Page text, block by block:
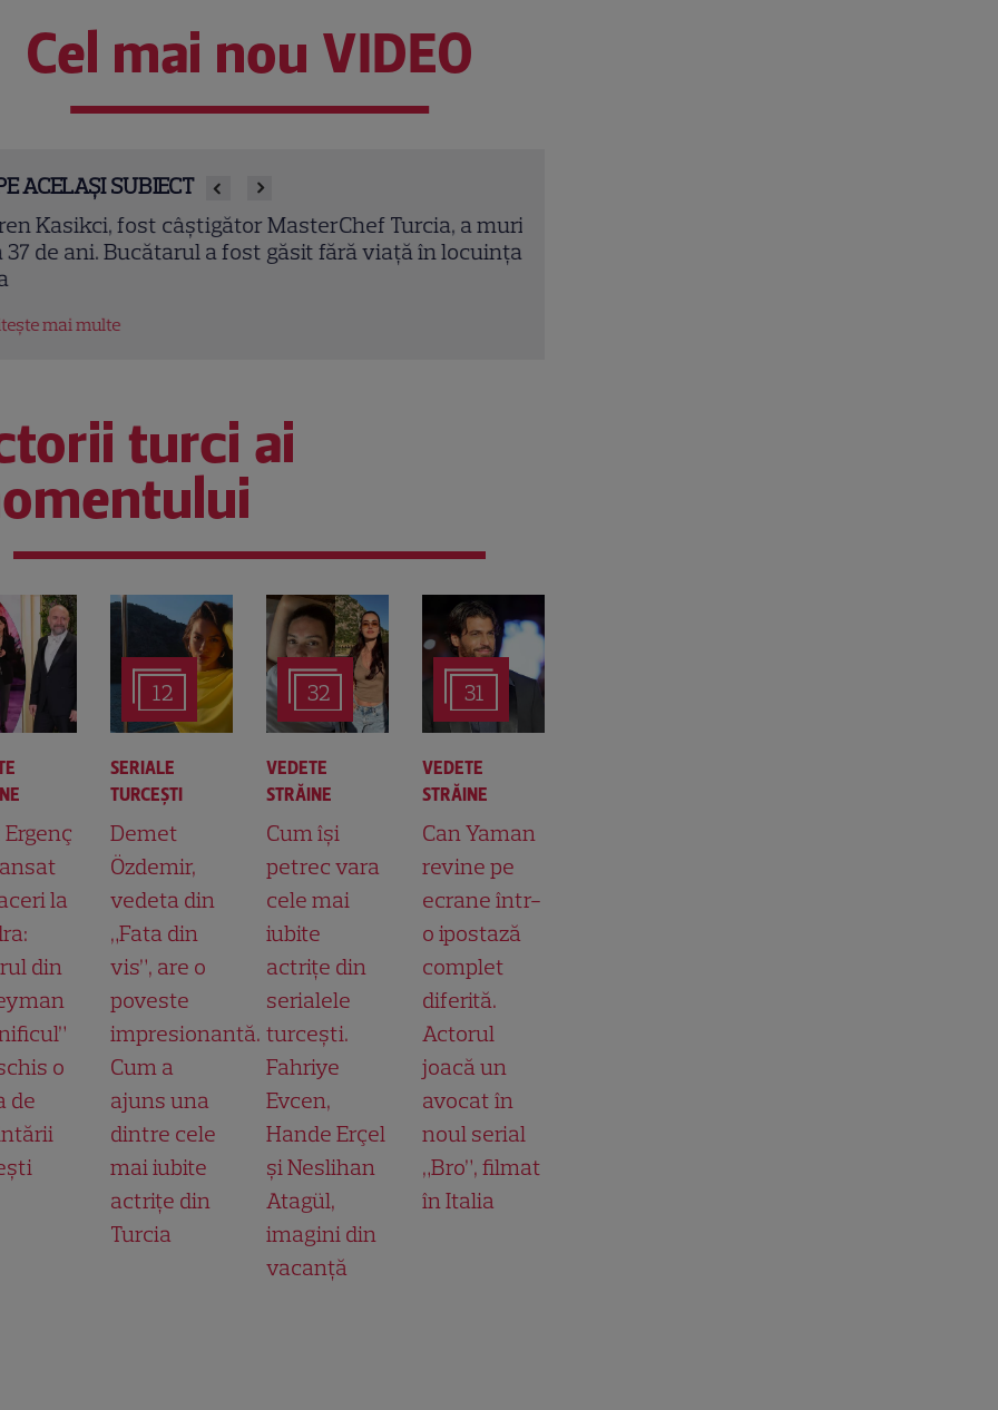
Cel mai nou VIDEO
ACELAȘI SUBIECT
Kasikci, fost câștigător MasterChef Turcia, a murit
37 de ani. Bucătarul a fost găsit fără viață în locuința
mai multe
turci ai
la
din
o
de
12
SERIALE
TURCEŞTI
Demet
Özdemir,
vedeta din
„Fata din
vis”, are o
poveste
impresionantă.
Cum a
ajuns una
dintre cele
mai iubite
actrițe din
Turcia
32
VEDETE
STRĂINE
Cum își
petrec vara
cele mai
iubite
actrițe din
serialele
turcești.
Fahriye
Evcen,
Hande Erçel
și Neslihan
Atagül,
imagini din
vacanță
31
VEDETE
STRĂINE
Can Yaman
revine pe
ecrane într-
o ipostază
complet
diferită.
Actorul
joacă un
avocat în
noul serial
„Bro”, filmat
în Italia